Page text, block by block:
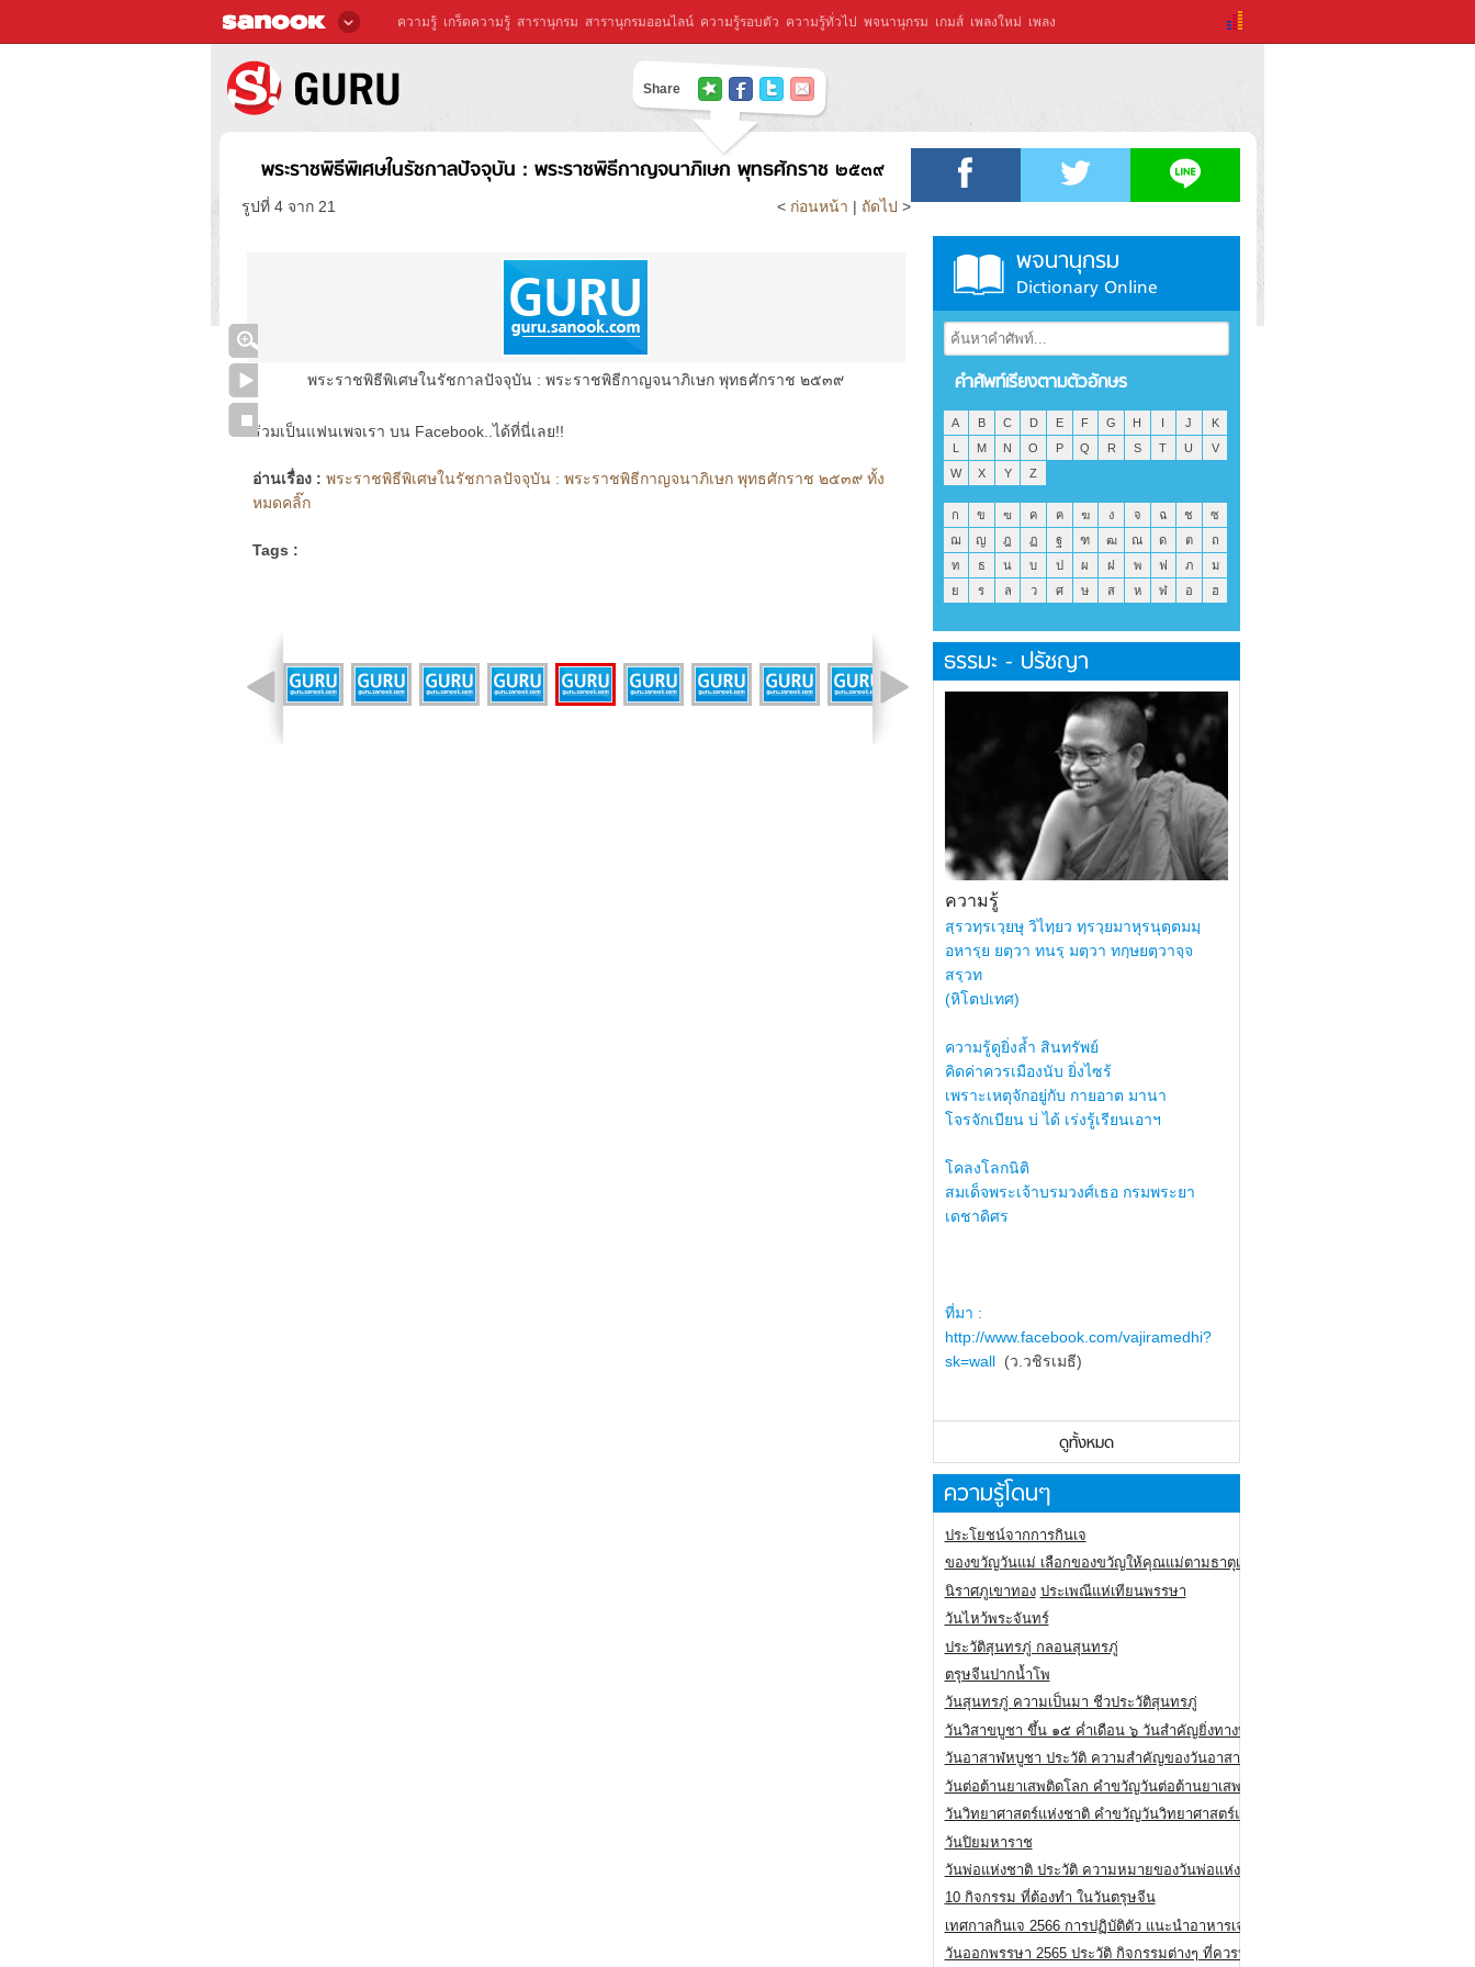
ความรู้ เกร็ดความรู้ สารานุกรม สารานุกรมออนไลน์ ความรู้รอบตัว ความรู้ทั่วไป พจนานุกรม เกมส์ เพลงใหม่ เพลง
Share
พระราชพิธีพิเศษในรัชกาลปัจจุบัน : พระราชพิธีกาญจนาภิเษก พุทธศักราช ๒๕๓๙
รูปที่ 4 จาก 21 < ก่อนหน้า | ถัดไป >
พระราชพิธีพิเศษในรัชกาลปัจจุบัน : พระราชพิธีกาญจนาภิเษก พุทธศักราช ๒๕๓๙
ร่วมเป็นแฟนเพจเรา บน Facebook..ได้ที่นี่เลย!!
อ่านเรื่อง : พระราชพิธีพิเศษในรัชกาลปัจจุบัน : พระราชพิธีกาญจนาภิเษก พุทธศักราช ๒๕๓๙ ทั้ง
หมดคลิ๊ก
Tags :
พจนานุกรม
Dictionary Online
คำศัพท์เรียงตามตัวอักษร
A B C D E F G H I J
K
L
M N O P Q R S T U
V
W
X Y Z
ก ข ฃ ค ฅ ฆ ง จ ฉ ช
ซ
ฌ
ญ ฎ ฏ ฐ ฑ ฒ ณ ด ต
ถ
ท
ธ น บ ป ผ ฝ พ ฟ ภ
ม
ย
ร ล ว ศ ษ ส ห ฬ อ ฮ
ธรรมะ - ปรัชญา
ความรู้
สฺรวทฺรเวฺยษุ วิไทฺยว ทฺรวฺยมาหุรนุตฺตมมฺ
อหารฺย ยตฺวา ทนรฺ มตฺวา ทกฺษยตฺวาจฺจ
สรฺวท
(หิโตปเทศ)
ความรู้ดูยิ่งล้ำ สินทรัพย์
คิดค่าควรเมืองนับ ยิ่งไซร้
เพราะเหตุจักอยู่กับ กายอาต มานา
โจรจักเบียน บ่ ได้ เร่งรู้เรียนเอาฯ
โคลงโลกนิติ
สมเด็จพระเจ้าบรมวงศ์เธอ กรมพระยา
เดชาดิศร
ที่มา :
http://www.facebook.com/vajiramedhi?
sk=wall(ว.วชิรเมธี)
ดูทั้งหมด
ความรู้โดนๆ
ประโยชน์จากการกินเจ
ของขวัญวันแม่ เลือกของขวัญให้คุณแม่ตามธาตุเกิด
นิราศภูเขาทอง ประเพณีแห่เทียนพรรษา
วันไหว้พระจันทร์
ประวัติสุนทรภู่ กลอนสุนทรภู่
ตรุษจีนปากน้ำโพ
วันสุนทรภู่ ความเป็นมา ชีวประวัติสุนทรภู่
วันวิสาขบูชา ขึ้น ๑๕ ค่ำเดือน ๖ วันสำคัญยิ่งทางพระพุทธศาสนา
วันอาสาฬหบูชา ประวัติ ความสําคัญของวันอาสาฬหบูชา
วันต่อต้านยาเสพติดโลก คำขวัญวันต่อต้านยาเสพติดสากล
วันวิทยาศาสตร์แห่งชาติ คำขวัญวันวิทยาศาสตร์แห่งชาติ
วันปิยมหาราช
วันพ่อแห่งชาติ ประวัติ ความหมายของวันพ่อแห่งชาติ
10 กิจกรรม ที่ต้องทำ ในวันตรุษจีน
เทศกาลกินเจ 2566 การปฏิบัติตัว แนะนำอาหารเจ
วันออกพรรษา 2565 ประวัติ กิจกรรมต่างๆ ที่ควรปฏิบัติ